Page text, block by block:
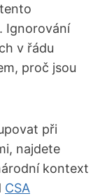
Ignorování
v řádu
proč jsou
při
najdete
kontext
CSA